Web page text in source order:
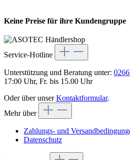
Keine Preise für ihre Kundengruppe
Service-Hotline
Unterstützung und Beratung unter:
17:00 Uhr, Fr. bis 15.00 Uhr
Oder über unserKontaktformular.
Mehr über
Zahlungs- und
Datenschutz